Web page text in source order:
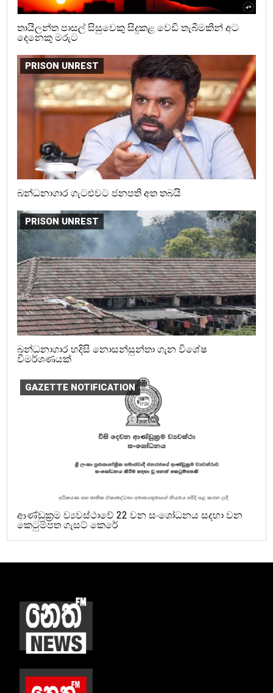
තායිලන්ත පාසල් සිසුවෙකු සිදුකළ වෙඩි තැබීමකින් අට
දෙනෙකු මරුට
PRISON UNREST
බන්ධනාගාර ගැටළුවට ජනපති අත තබයි
PRISON UNREST
බන්ධනාගාර හදිසි නොසන්සුන්තා ගැන විශේෂ
විමර්ශණයක්
GAZETTE NOTIFICATION
ආණ්ඩුක්‍රම ව්‍යවස්ථාවේ 22 වන සංශෝධනය සදහා වන
කෙටුම්පත ගැසට් කෙරේ